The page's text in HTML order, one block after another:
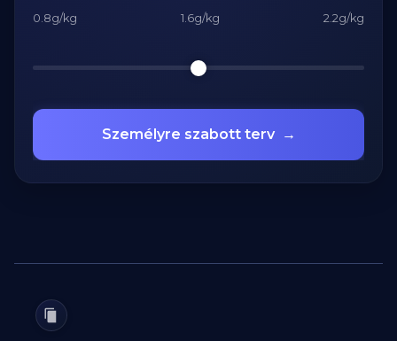
0.8g/kg 1.6g/kg 2.2g/kg
Személyre szabott terv →